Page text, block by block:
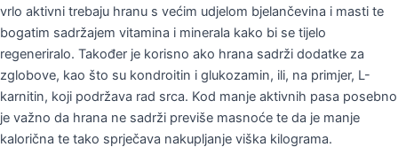
vrlo aktivni trebaju hranu s većim udjelom bjelančevina i masti te
bogatim sadržajem vitamina i minerala kako bi se tijelo
regeneriralo. Također je korisno ako hrana sadrži dodatke za
zglobove, kao što su kondroitin i glukozamin, ili, na primjer, L-
karnitin, koji podržava rad srca. Kod manje aktivnih pasa posebno
je važno da hrana ne sadrži previše masnoće te da je manje
kalorična te tako sprječava nakupljanje viška kilograma.